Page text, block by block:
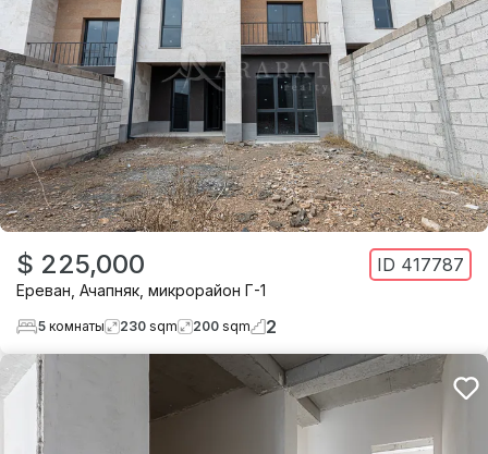
$ 225,000 ID 417787
Ереван Ачапняк микрорайон Г-1
5 комнаты 230 sqm 200 sqm 2